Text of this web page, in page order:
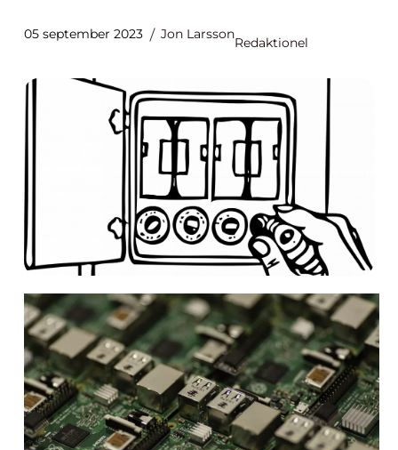
05 september 2023 Jon Larsson
Redaktionel